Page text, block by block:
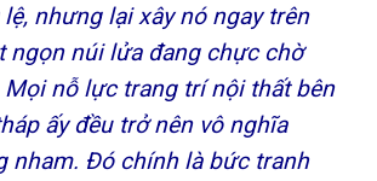
nhưng lại xây nó ngay trên
ngọn núi lửa đang chực chờ
Mọi nỗ lực trang trí nội thất bên
ấy đều trở nên vô nghĩa
nham. Đó chính là bức tranh